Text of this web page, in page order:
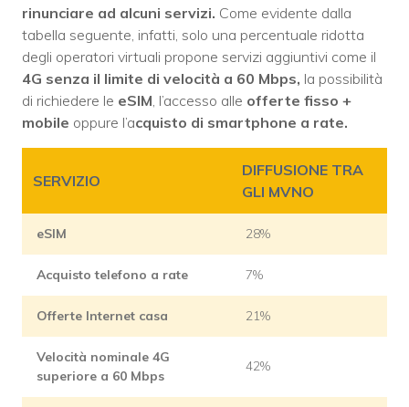
rinunciare ad alcuni servizi. Come evidente dalla
tabella seguente, infatti, solo una percentuale ridotta
degli operatori virtuali propone servizi aggiuntivi come il
4G senza il limite di velocità a 60 Mbps, la possibilità
di richiedere le eSIM , l’accesso alle offerte fisso +
mobile oppure l’acquisto di smartphone a rate.
SERVIZIO
DIFFUSIONE TRA
GLI MVNO
eSIM 28%
Acquisto telefono a rate 7%
Offerte Internet casa 21%
Velocità nominale 4G
superiore a 60 Mbps
42%